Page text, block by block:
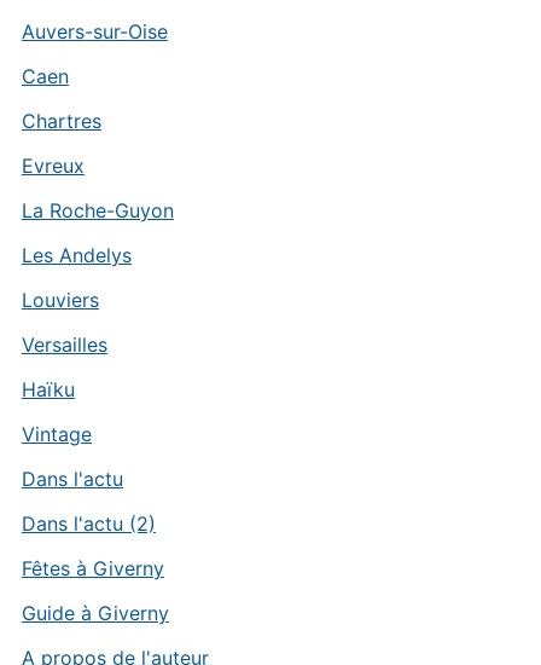
Auvers-sur-Oise
Caen
Chartres
Evreux
La Roche-Guyon
Les Andelys
Louviers
Versailles
Haïku
Vintage
Dans l'actu
Dans l'actu (2)
Fêtes à Giverny
Guide à Giverny
A propos de l'auteur